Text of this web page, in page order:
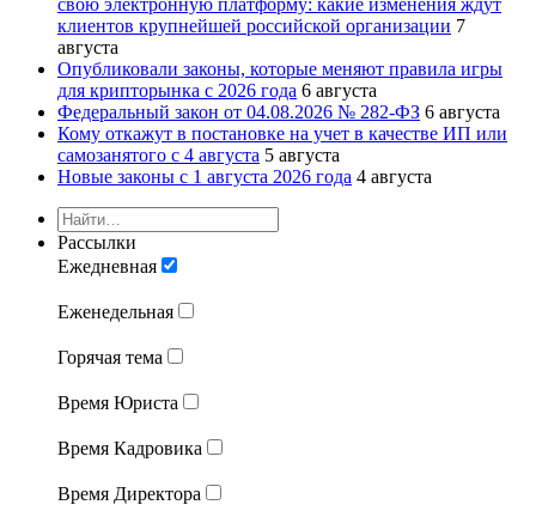
клиентов крупнейшей российской организации 7
августа
Опубликовали законы, которые меняют правила игры
для крипторынка с 2026 года 6 августа
Федеральный закон от 04.08.2026 № 282-ФЗ 6 августа
Кому откажут в постановке на учет в качестве ИП или
самозанятого с 4 августа 5 августа
Новые законы с 1 августа 2026 года 4 августа
Рассылки
Ежедневная
Еженедельная
Горячая тема
Время Юриста
Время Кадровика
Время Директора